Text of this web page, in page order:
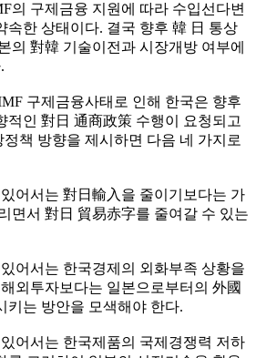
의 구제금융 지원에 따라 수입선다변
속한 상태이다. 결국 향후 韓 日 통상
의 對韓 기술이전과 시장개방 여부에
구제금융사태로 인해 한국은 향후
적인 對日 通商政策 수행이 요청되고
책 방향을 제시하면 다음 네 가지로
어서는 對日輸入을 줄이기보다는 가
면서 對日 貿易赤字를 줄여갈 수 있는
어서는 한국경제의 외화부족 상황을
외투자보다는 일본으로부터의 外國
키는 방안을 모색해야 한다.
어서는 한국제품의 국제경쟁력 저하